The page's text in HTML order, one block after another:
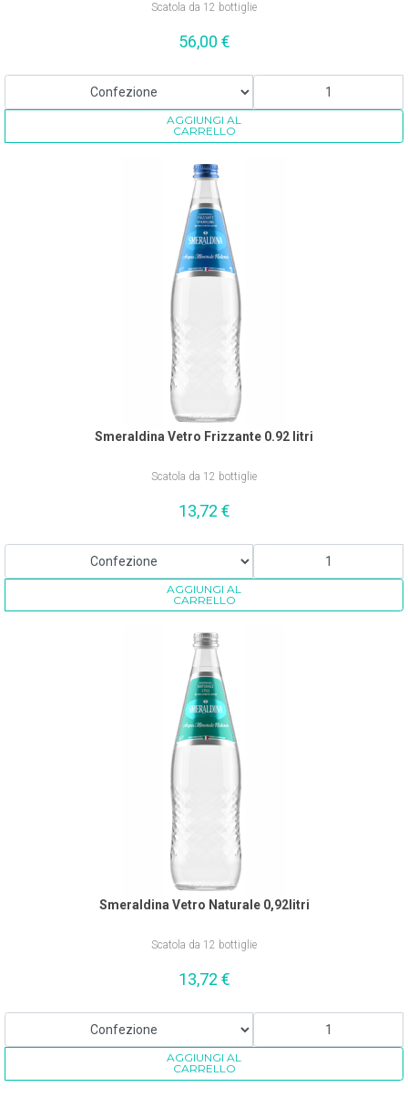
Scatola da 12 bottiglie
56,00 €
AGGIUNGI AL
CARRELLO
Smeraldina Vetro Frizzante 0.92 litri
Scatola da 12 bottiglie
13,72 €
AGGIUNGI AL
CARRELLO
Smeraldina Vetro Naturale 0,92litri
Scatola da 12 bottiglie
13,72 €
AGGIUNGI AL
CARRELLO